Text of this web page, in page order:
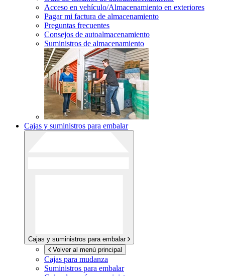
Acceso en vehículo/Almacenamiento en exteriores
Pagar mi factura de almacenamiento
Preguntas frecuentes
Consejos de autoalmacenamiento
Suministros de almacenamiento
Cajas y suministros para embalar
Cajas y suministros para embalar
Volver al menú principal
Cajas para mudanza
Suministros para embalar